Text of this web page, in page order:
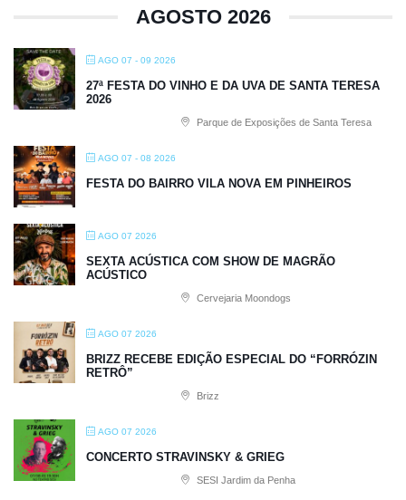
AGOSTO 2026
AGO 07 - 09 2026
27ª FESTA DO VINHO E DA UVA DE SANTA TERESA
2026
Parque de Exposições de Santa Teresa
AGO 07 - 08 2026
FESTA DO BAIRRO VILA NOVA EM PINHEIROS
AGO 07 2026
SEXTA ACÚSTICA COM SHOW DE MAGRÃO
ACÚSTICO
Cervejaria Moondogs
AGO 07 2026
BRIZZ RECEBE EDIÇÃO ESPECIAL DO “FORRÓZIN
RETRÔ”
Brizz
AGO 07 2026
CONCERTO STRAVINSKY & GRIEG
SESI Jardim da Penha